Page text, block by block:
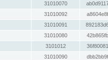
31010070
31010092
31010091
31010080
3101012
31010090